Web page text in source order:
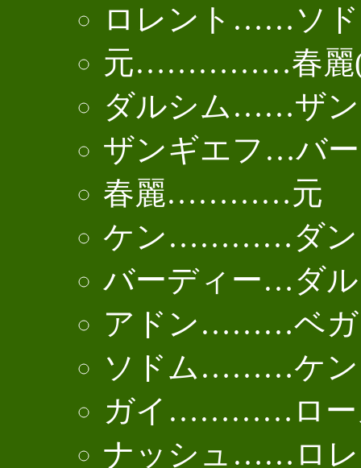
ロレント……ソ
元……………春麗(
ダルシム……ザ
ザンギエフ…バ
春麗…………元
ケン…………ダン
バーディー…ダ
アドン………ベガ
ソドム………ケン
ガイ…………ロー
ナッシュ……ロ